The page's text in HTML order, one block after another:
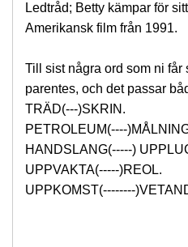
Ledtråd; Betty kämpar för
Amerikansk film från 1991.
Till sist några ord som ni
parentes, och det passar
TRÄD(---)SKRIN.
PETROLEUM(----
HANDSLANG(-----)
UPPVAKTA(-----)REOL.
UPPKOMST(--------